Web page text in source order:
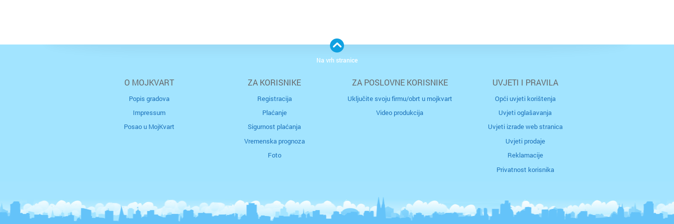
O MOJKVART
Popis gradova
Impressum
Posao u MojKvart
ZA KORISNIKE
Registracija
Plaćanje
Sigurnost plaćanja
Vremenska prognoza
Foto
ZA POSLOVNE KORISNIKE
Uključite svoju firmu/obrt u mojkvart
Video produkcija
UVJETI I PRAVILA
Opći uvjeti korištenja
Uvjeti oglašavanja
Uvjeti izrade web stranica
Uvjeti prodaje
Reklamacije
Privatnost korisnika
Na vrh stranice